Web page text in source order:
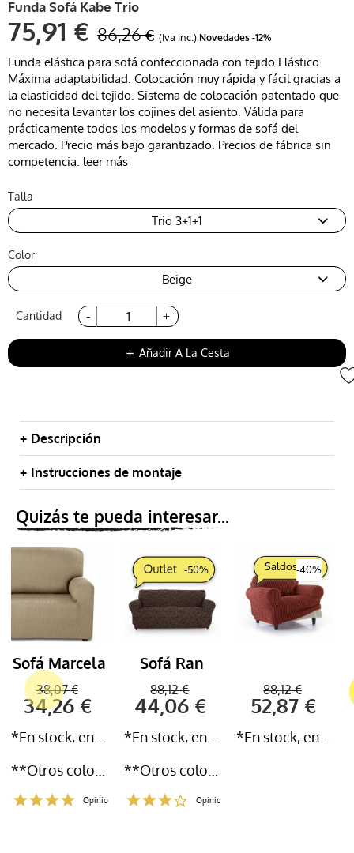
Funda Sofá Kabe Trio
75,91 € 86,26 € (Iva inc.) Novedades -12%
Funda elástica para sofá confeccionada con tejido Elástico.
Máxima adaptabilidad. Colocación muy rápida y fácil gracias a
la elasticidad del tejido. Sistema de colocación patentado que
no necesita levantar los cojines del asiento. Válida para
prácticamente todos los modelos y formas de sofá del
mercado. Precio más bajo garantizado. Precios de fábrica sin
competencia. leer más
Talla
Trio 3+1+1
Color
Beige
add Añadir A La Cesta
Cantidad
Descripción
Instrucciones de montaje
Quizás te pueda interesar...
Sofá Marcela
38,07 €
34,26 €
Opiniones
-50%
Sofá Ran
88,12 €
44,06 €
*En stock, entrega inmediata 24-72h
Opiniones
Saldos-40%
88,12 €
52,87 €